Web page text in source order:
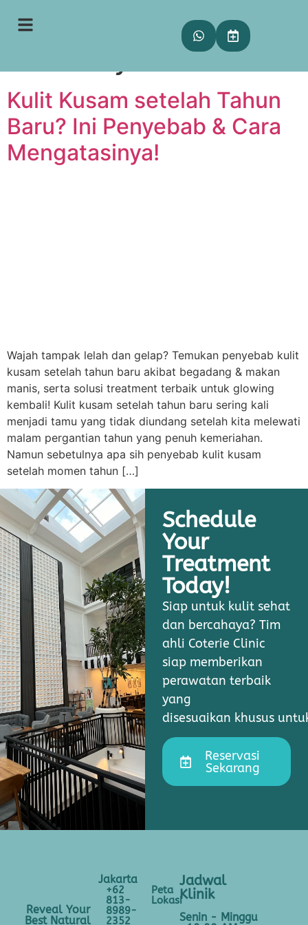
Tag:
dull skin
Kulit Kusam setelah Tahun
Baru? Ini Penyebab & Cara
Mengatasinya!
Wajah tampak lelah dan gelap? Temukan penyebab kulit
kusam setelah tahun baru akibat begadang & makan
manis, serta solusi treatment terbaik untuk glowing
kembali! Kulit kusam setelah tahun baru sering kali
menjadi tamu yang tidak diundang setelah kita melewati
malam pergantian tahun yang penuh kemeriahan.
Namun sebetulnya apa sih penyebab kulit kusam
setelah momen tahun […]
Schedule
Your
Treatment
Today!
Siap untuk kulit sehat
dan bercahaya? Tim
ahli Coterie Clinic
siap memberikan
perawatan terbaik
yang
disesuaikan khusus
Reservasi
Sekarang
Reveal Your
Best Natural
Jakarta
+62
813-
8989-
2352
Peta
Lokasi
Jadwal
Klinik
Senin - Minggu